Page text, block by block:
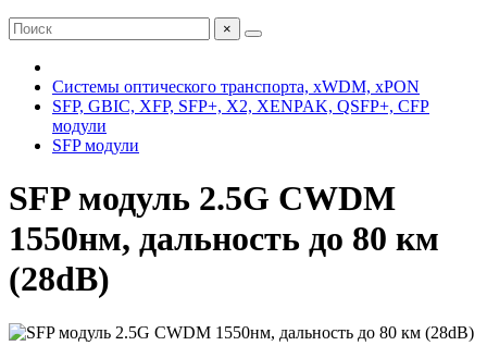
×
Системы оптического транспорта, xWDM, xPON
SFP, GBIC, XFP, SFP+, X2, XENPAK, QSFP+, CFP
модули
SFP модули
SFP модуль 2.5G CWDM
1550нм, дальность до 80 км
(28dB)